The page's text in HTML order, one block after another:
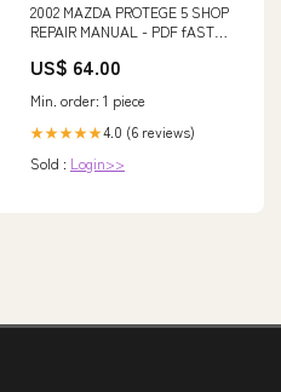
2002 MAZDA PROTEGE 5 SHOP
REPAIR MANUAL - PDF fAST
Loader Shop Repair Manual
www.manuallabs.com
US$ 64.00
Min. order: 1 piece
★★★★★4.0 (6 reviews)
Sold : Login>>